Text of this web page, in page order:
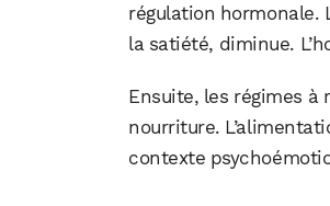
régulation hormonale.
la satiété, diminue.
Ensuite, les régimes
nourriture.
contexte